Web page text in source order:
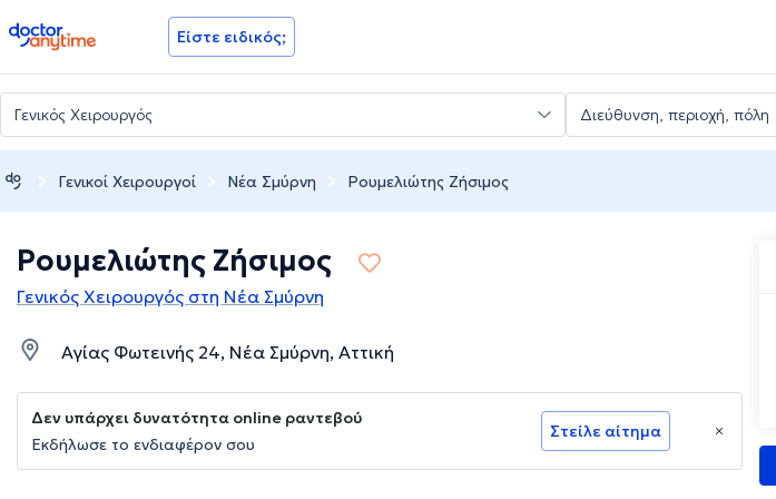
doctoranytime Είστε ειδικός;
Γενικοί Χειρουργοί Νέα Σμύρνη Ρουμελιώτης Ζήσιμος
Ρουμελιώτης Ζήσιμος
Γενικός Χειρουργός στη Νέα Σμύρνη
Αγίας Φωτεινής 24, Νέα Σμύρνη, Αττική
Δεν υπάρχει δυνατότητα online ραντεβού
Εκδήλωσε το ενδιαφέρον σου
Στείλε αίτημα